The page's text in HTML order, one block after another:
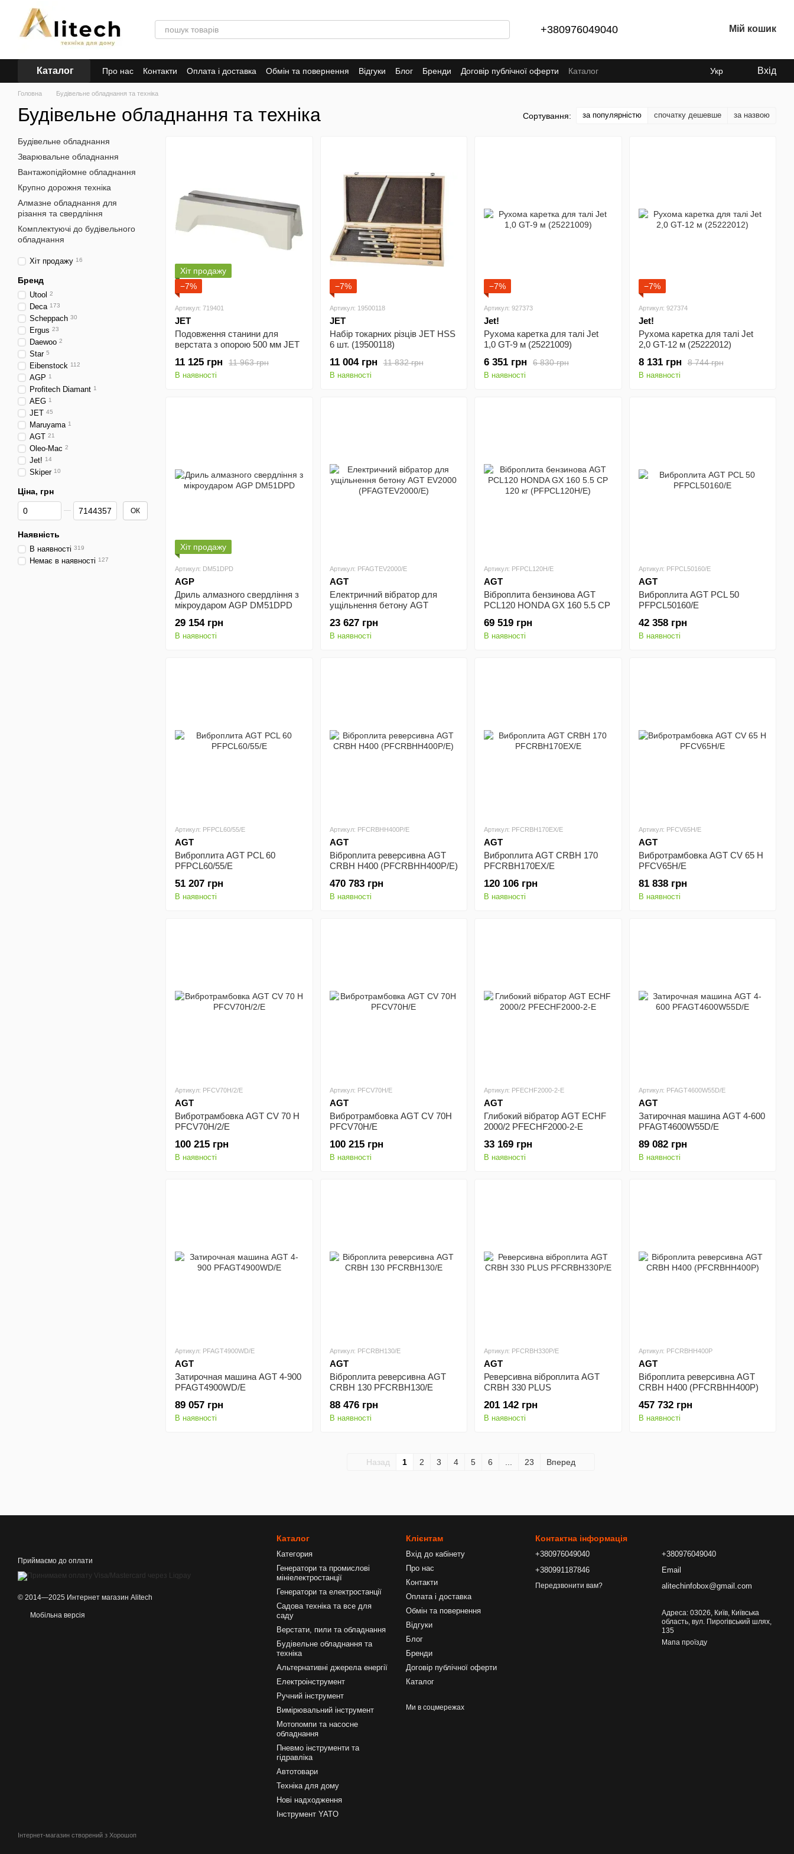
Перейти до основного контенту
+380976049040 Мій кошик
Каталог Про нас Контакти Оплата і доставка Обмін та повернення Відгуки Блог Бренди Договір публічної оферти Каталог Укр Вхід
Головна Будівельне обладнання та техніка
Будівельне обладнання та техніка Сортування: за популярністю спочатку дешевше за назвою
Хіт продажу
−7%
Артикул: 719401
JET
Подовження станини для
верстата з опорою 500 мм JET
11 963 грн
11 125 грн
В наявності
−7%
Артикул: 19500118
JET
Набір токарних різців JET HSS
6 шт. (19500118)
11 832 грн
11 004 грн
В наявності
−7%
Артикул: 927373
Jet!
Рухома каретка для талі Jet
1,0 GT-9 м (25221009)
6 830 грн
6 351 грн
В наявності
−7%
Артикул: 927374
Jet!
Рухома каретка для талі Jet
2,0 GT-12 м (25222012)
8 744 грн
8 131 грн
В наявності
Хіт продажу
Артикул: DM51DPD
AGP
Дриль алмазного свердління з
мікроударом AGP DM51DPD
29 154 грн
В наявності
Артикул: PFAGTEV2000/E
AGT
Електричний вібратор для
ущільнення бетону AGT
23 627 грн
В наявності
Артикул: PFPCL120H/E
AGT
Віброплита бензинова AGT
PCL120 HONDA GX 160 5.5 CP
69 519 грн
В наявності
Артикул: PFPCL50160/E
AGT
Виброплита AGT PCL 50
PFPCL50160/E
42 358 грн
В наявності
Артикул: PFPCL60/55/E
AGT
Виброплита AGT PCL 60
PFPCL60/55/E
51 207 грн
В наявності
Артикул: PFCRBHH400P/E
AGT
Віброплита реверсивна AGT
CRBH H400 (PFCRBHH400P/E)
470 783 грн
В наявності
Артикул: PFCRBH170EX/E
AGT
Виброплита AGT CRBH 170
PFCRBH170EX/E
120 106 грн
В наявності
Артикул: PFCV65H/E
AGT
Вибротрамбовка AGT CV 65 H
PFCV65H/E
81 838 грн
В наявності
Артикул: PFCV70H/2/E
AGT
Вибротрамбовка AGT СV 70 H
PFCV70H/2/E
100 215 грн
В наявності
Артикул: PFCV70H/E
AGT
Вибротрамбовка AGT СV 70H
PFCV70H/E
100 215 грн
В наявності
Артикул: PFECHF2000-2-E
AGT
Глибокий вібратор AGT ECHF
2000/2 PFECHF2000-2-E
33 169 грн
В наявності
Артикул: PFAGT4600W55D/E
AGT
Затирочная машина AGT 4-600
PFAGT4600W55D/E
89 082 грн
В наявності
Артикул: PFAGT4900WD/E
AGT
Затирочная машина AGT 4-900
PFAGT4900WD/E
89 057 грн
В наявності
Артикул: PFCRBH130/E
AGT
Віброплита реверсивна AGT
CRBH 130 PFCRBH130/E
88 476 грн
В наявності
Артикул: PFCRBH330P/E
AGT
Реверсивна віброплита AGT
CRBH 330 PLUS
201 142 грн
В наявності
Артикул: PFCRBHH400P
AGT
Віброплита реверсивна AGT
CRBH H400 (PFCRBHH400P)
457 732 грн
В наявності
Назад 1 2 3 4 5 6 23 Вперед
Будівельне обладнання
Зварювальне обладнання
Вантажопідйомне обладнання
Крупно дорожня техніка
Алмазне обладнання для
різання та свердління
Комплектуючі до будівельного
обладнання
Хіт продажу 16
Бренд
Utool 2
Deca 173
Scheppach 30
Ergus 23
Daewoo 2
Star 5
Eibenstock 112
AGP 1
Profitech Diamant 1
AEG 1
JET 45
Maruyama 1
AGT 21
Oleo-Mac 2
Jet! 14
Skiper 10
Ціна, грн
Від Ціна, грн
До Ціна, грн ОК
Наявність
В наявності 319
Немає в наявності 127
Приймаємо до оплати
© 2014—2025 Интернет магазин Alitech
Мобільна версія
Інтернет-магазин створений з Хорошоп
Каталог
Категория
Генератори та промислові
мініелектростанції
Генератори та електростанції
Садова техніка та все для
саду
Верстати, пили та обладнання
Будівельне обладнання та
техніка
Альтернативні джерела енергії
Електроінструмент
Ручний інструмент
Вимірювальний інструмент
Мотопомпи та насосне
обладнання
Пневмо інструменти та
гідравліка
Автотовари
Техніка для дому
Нові надходження
Інструмент YATO
Клієнтам
Вхід до кабінету
Про нас
Контакти
Оплата і доставка
Обмін та повернення
Відгуки
Блог
Бренди
Договір публічної оферти
Каталог
Ми в соцмережах
Контактна інформація
+380976049040
+380991187846
Передзвонити вам?
+380976049040
Email
alitechinfobox@gmail.com
Адреса: 03026, Київ, Київська
область, вул. Пирогівський шлях,
135
Мапа проїзду